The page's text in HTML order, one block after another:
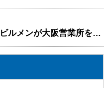
東京都葛飾区本社の株式会社ビルメンが大阪営業所を開設